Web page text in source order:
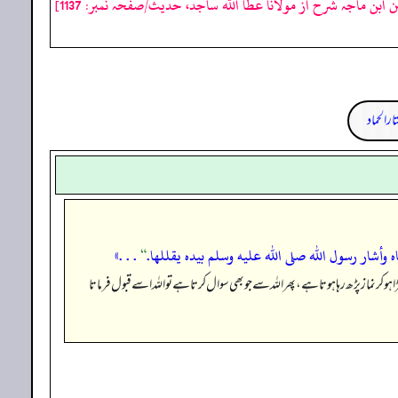
الحماد
رسول الله صلى الله عليه وسلم بيده يقللها.“
. . .»
پڑھ رہا ہوتا ہے، پھر اللہ سے جو بھی سوال کرتا ہے تو اللہ اسے قبول فرماتا